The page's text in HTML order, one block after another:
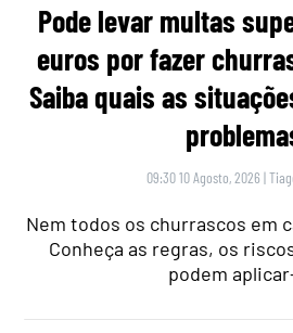
Pode levar multas
euros por fazer
Saiba quais as
09:30 10 Agosto, 2026 |
Nem todos os churrascos em
Conheça as regras, os
podem